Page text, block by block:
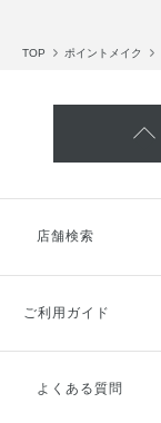
TOP ポイントメイク
店舗検索
ご利用ガイド
ご利用ガイドトップ
よくある質問